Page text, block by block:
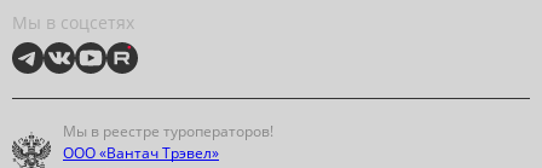
Мы в соцсетях
Мы в реестре туроператоров!
ООО «Вантач Трэвел»